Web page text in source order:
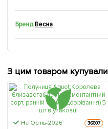
БрендВесна
З цим товаром купували
На Осінь-2026 36607